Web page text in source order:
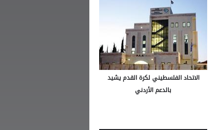
الاتحاد الفلسطيني لكرة القدم يشيد
بالدعم الأردني